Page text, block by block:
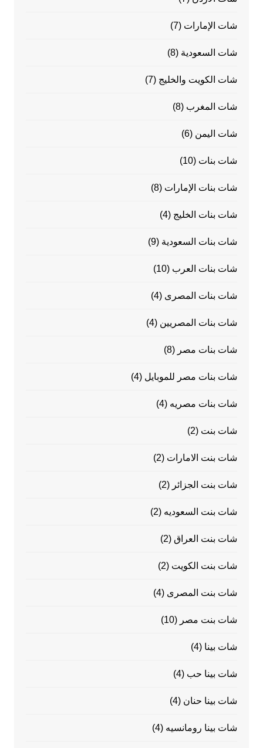
شات الإمارات (7)
شات السعودية (8)
شات الكويت والخليج (7)
شات المغرب (8)
شات اليمن (6)
شات بنات (10)
شات بنات الإمارات (8)
شات بنات الخليج (4)
شات بنات السعودية (9)
شات بنات العرب (10)
شات بنات المصرى (4)
شات بنات المصريين (4)
شات بنات مصر (8)
شات بنات مصر للموبايل (4)
شات بنات مصريه (4)
شات بنت (2)
شات بنت الامارات (2)
شات بنت الجزائر (2)
شات بنت السعوديه (2)
شات بنت العراق (2)
شات بنت الكويت (2)
شات بنت المصرى (4)
شات بنت مصر (10)
شات بينا (4)
شات بينا حب (4)
شات بينا حنان (4)
شات بينا رومانسيه (4)